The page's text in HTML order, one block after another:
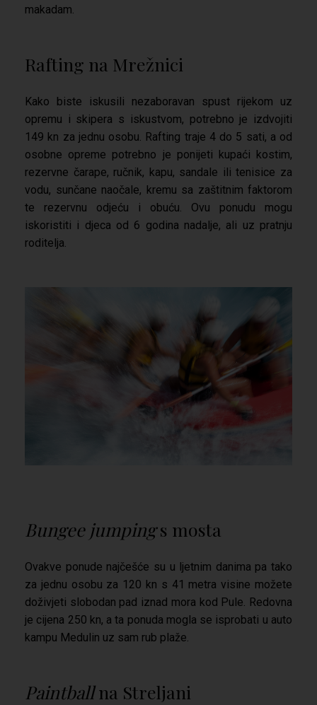
makadam.
Rafting na Mrežnici
Kako biste iskusili nezaboravan spust rijekom uz
opremu i skipera s iskustvom, potrebno je izdvojiti
149 kn za jednu osobu. Rafting traje 4 do 5 sati, a od
osobne opreme potrebno je ponijeti kupaći kostim,
rezervne čarape, ručnik, kapu, sandale ili tenisice za
vodu, sunčane naočale, kremu sa zaštitnim faktorom
te rezervnu odjeću i obuću. Ovu ponudu mogu
iskoristiti i djeca od 6 godina nadalje, ali uz pratnju
roditelja.
Bungee jumpings mosta
Ovakve ponude najčešće su u ljetnim danima pa tako
za jednu osobu za 120 kn s 41 metra visine možete
doživjeti slobodan pad iznad mora kod Pule. Redovna
je cijena 250 kn, a ta ponuda mogla se isprobati u auto
kampu Medulin uz sam rub plaže.
Paintballna Streljani